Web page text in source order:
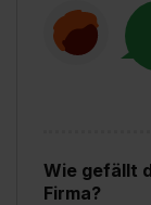
Wie gefällt
Firma?